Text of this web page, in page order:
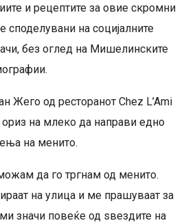
и рецептите за овие скромни
споделувани на социјалните
без оглед на Мишелинските
Жего од ресторанот Chez L’Ami
ориз на млеко да направи едно
на менито.
да го тргнам од менито.
на улица и ме прашуваат за
значи повеќе од ѕвездите на